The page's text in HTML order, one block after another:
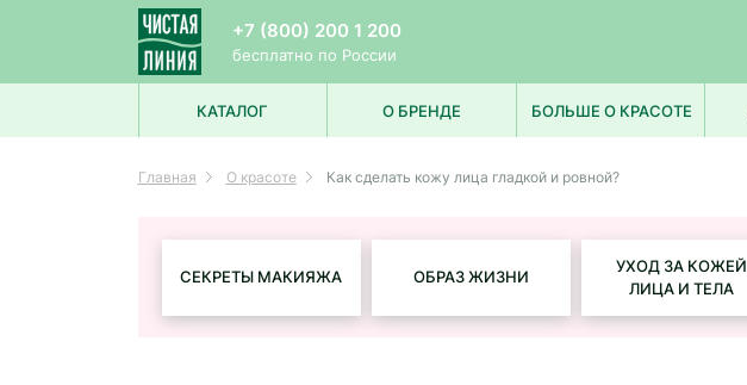
+7 (800) 200 1 200
бесплатно по России
КАТАЛОГ
УХОД ЗА ЛИЦОМ
УХОД ЗА ВОЛОСАМИ
ДЛЯ ДЕТЕЙ
О БРЕНДЕ БОЛЬШЕ О КРАСОТЕ
Главная О красоте Как сделать кожу лица гладкой и ровной?
СЕКРЕТЫ МАКИЯЖА ОБРАЗ ЖИЗНИ
УХОД ЗА КОЖЕЙ
ЛИЦА И ТЕЛА